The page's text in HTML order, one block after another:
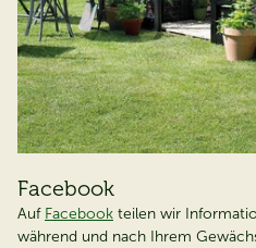
Facebook
Auf Facebook teilen wir
während und nach Ihrem